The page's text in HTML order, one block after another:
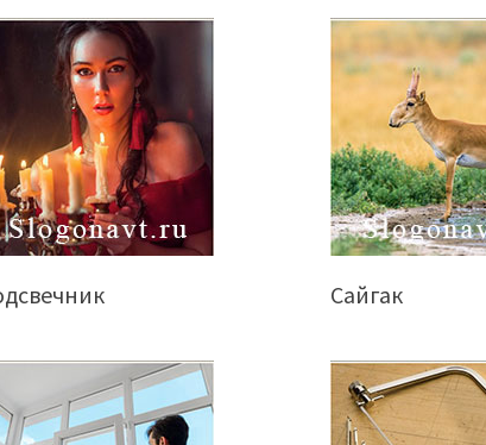
Сайгак